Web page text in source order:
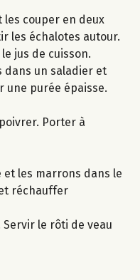
les couper en deux
les échalotes autour.
jus de cuisson.
dans un saladier et
une purée épaisse.
Porter à
les marrons dans le
réchauffer
le rôti de veau